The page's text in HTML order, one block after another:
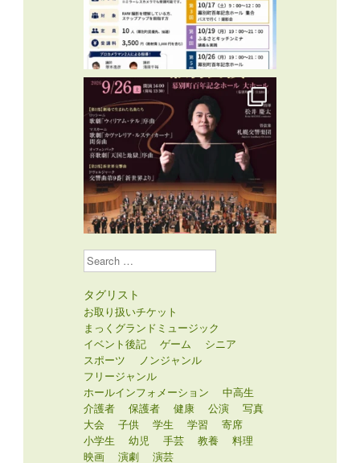
Search
タグリスト
お取り扱いチケット
まっくグランドミュージック
イベント後記
ゲーム
シニア
スポーツ
ノンジャンル
フリージャンル
ホールインフォメーション
中高生
介護者
保護者 健康 公演
写真
大会
子供 学生 学習
寄席
小学生
幼児 手芸 教養
料理
映画
演劇 演芸